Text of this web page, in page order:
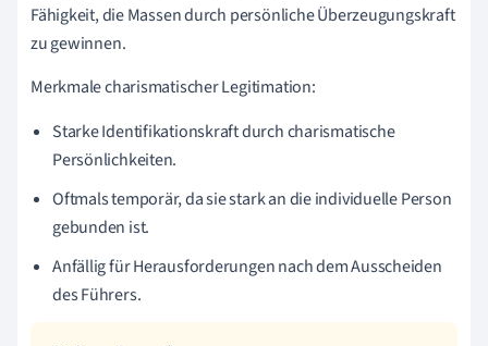
Fähigkeit, die Massen durch persönliche Überzeugungskraft
zu gewinnen.
Merkmale charismatischer Legitimation:
Starke Identifikationskraft durch charismatische
Persönlichkeiten.
Oftmals temporär, da sie stark an die individuelle Person
gebunden ist.
Anfällig für Herausforderungen nach dem Ausscheiden
des Führers.